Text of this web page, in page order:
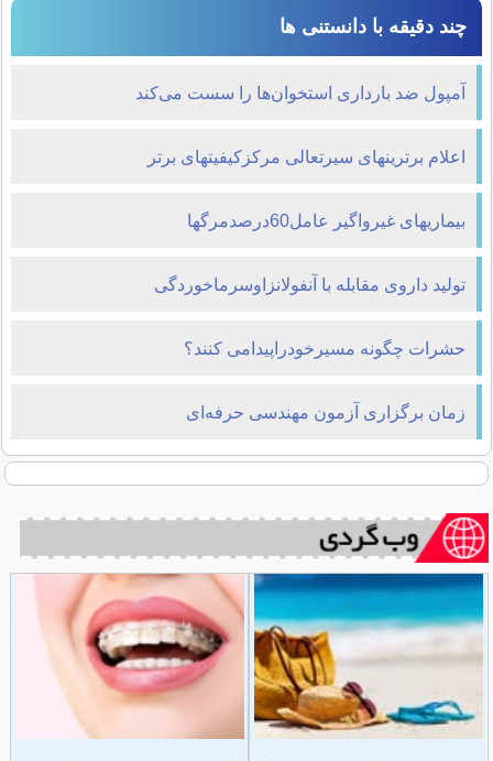
چند دقیقه با دانستنی ها
آمپول ضد بارداری استخوان‌ها را سست می‌كند
اعلام برترینهای سیرتعالی مرکزکیفیتهای برتر
بیماریهای غیرواگیر عامل60درصدمرگها
تولید داروی مقابله با آنفولانزاوسرماخوردگی
حشرات چگونه مسیرخودراپیدامی کنند؟
زمان برگزاری آزمون مهندسی حرفه‌ای